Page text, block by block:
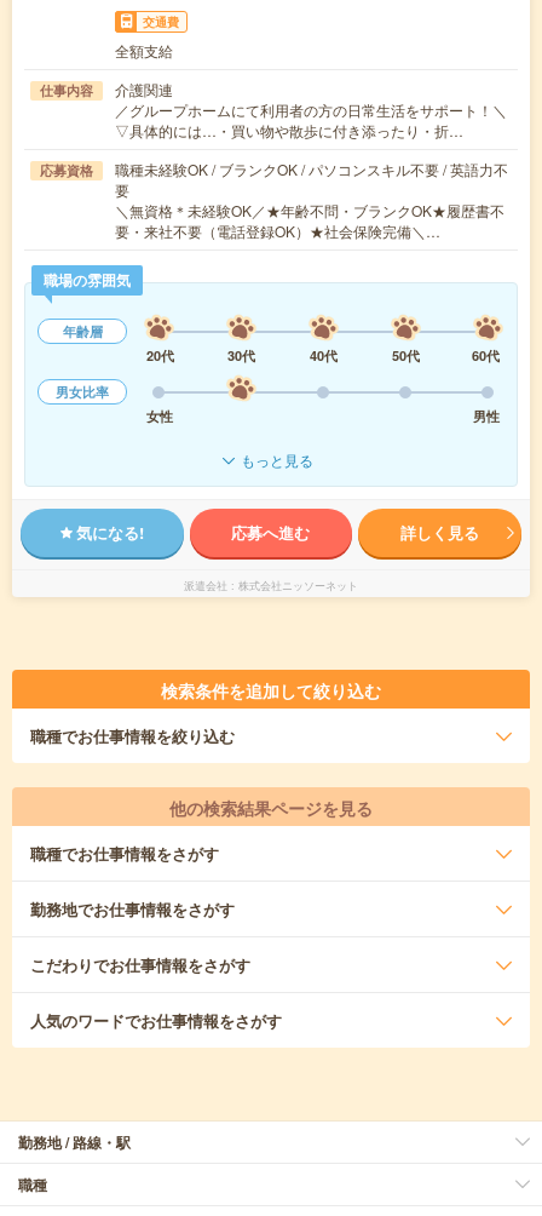
交通費
全額支給
仕事内容
介護関連
／グループホームにて利用者の方の日常生活をサポート！＼
▽具体的には…・買い物や散歩に付き添ったり・折…
応募資格
職種未経験OK / ブランクOK / パソコンスキル不要 / 英語力不
要
＼無資格＊未経験OK／★年齢不問・ブランクOK★履歴書不
要・来社不要（電話登録OK）★社会保険完備＼…
職場の雰囲気
年齢層
20代
30代 40代 50代
60代
男女比率
女性
男性
もっと見る
気になる! 応募へ進む 詳しく見る
派遣会社 株式会社ニッソーネット
検索条件を追加して絞り込む
職種でお仕事情報を絞り込む
他の検索結果ページを見る
職種でお仕事情報をさがす
勤務地でお仕事情報をさがす
こだわりでお仕事情報をさがす
人気のワードでお仕事情報をさがす
勤務地 / 路線・駅
職種